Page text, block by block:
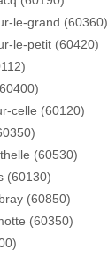
le-grand (60360)
le-petit (60420)
celle (60120)
(60530)
(60130)
(60850)
(60350)